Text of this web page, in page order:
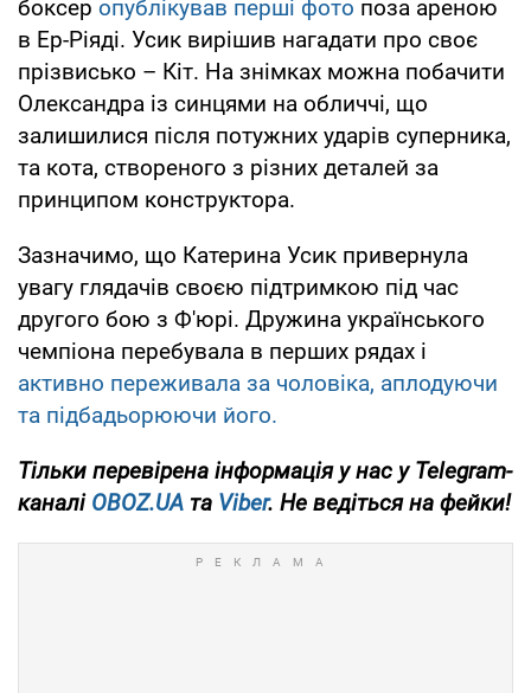
боксер опублікував перші фото поза ареною
в Ер-Ріяді. Усик вирішив нагадати про своє
прізвисько – Кіт. На знімках можна побачити
Олександра із синцями на обличчі, що
залишилися після потужних ударів суперника,
та кота, створеного з різних деталей за
принципом конструктора.
Зазначимо, що Катерина Усик привернула
увагу глядачів своєю підтримкою під час
другого бою з Ф'юрі. Дружина українського
чемпіона перебувала в перших рядах і
активно переживала за чоловіка, аплодуючи
та підбадьорюючи його.
Тільки перевірена інформація у нас у Telegram-
каналі OBOZ.UA та Viber. Не ведіться на фейки!